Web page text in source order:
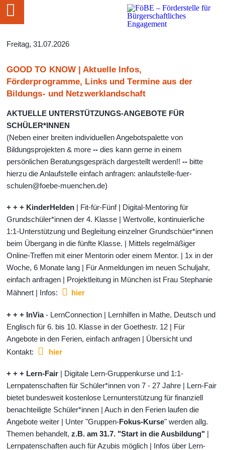
GOOD TO KNOW | Aktuelle Infos,
Förderprogramme, Links und Termine aus der
Bildungs- und Netzwerklandschaft
AKTUELLE UNTERSTÜTZUNGS-ANGEBOTE FÜR
SCHÜLER*INNEN
(Neben einer breiten individuellen Angebotspalette von
Bildungsprojekten & more -- dies kann gerne in einem
persönlichen Beratungsgespräch dargestellt werden!!-- bitte
hierzu die Anlaufstelle einfach anfragen: anlaufstelle-fuer-
schulen@foebe-muenchen.de)
+ + + KinderHelden | Fit-für-Fünf | Digital-Mentoring für
Grundschüler*innen der 4. Klasse | Wertvolle, kontinuierliche
1:1-Unterstützung und Begleitung einzelner Grundschüer*innen
beim Übergang in die fünfte Klasse. | Mittels regelmäßiger
Online-Treffen mit einer Mentorin oder einem Mentor. | 1x in der
Woche, 6 Monate lang | Für Anmeldungen im neuen Schuljahr,
einfach anfragen | Projektleitung in München ist Frau Stephanie
Mähnert | Infos:
hier
+ + + InVia- LernConnection | Lernhilfen in Mathe, Deutsch und
Englisch für 6. bis 10. Klasse in der Goethestr. 12 | Für
Angebote in den Ferien, einfach anfragen | Übersicht und
Kontakt:
hier
+ + + Lern-Fair | Digitale Lern-Gruppenkurse und 1:1-
Lernpatenschaften für Schüler*innen von 7 - 27 Jahre | Lern-Fair
bietet bundesweit kostenlose Lernunterstützung für finanziell
benachteiligte Schüler*innen | Auch in den Ferien laufen die
Angebote weiter | Unter "Gruppen-Fokus-Kurse" werden allg.
Themen behandelt, z.B. am 31.7. "Start in die Ausbildung" |
Lernpatenschaften auch für Azubis möglich | Infos über Lern-
Freitag, 31.07.2026